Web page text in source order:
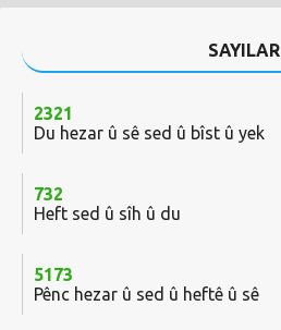
SAYILAR
2321
Du hezar û sê sed û bîst û yek
732
Heft sed û sîh û du
5173
Pênc hezar û sed û heftê û sê